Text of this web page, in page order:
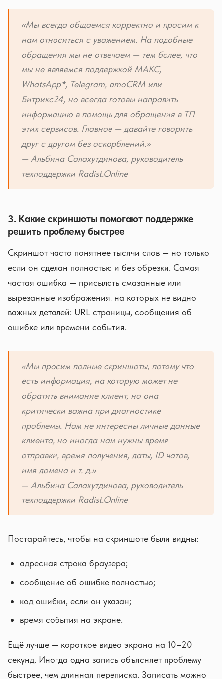
«Мы всегда общаемся корректно и просим к
нам относиться с уважением. На подобные
обращения мы не отвечаем — тем более, что
мы не являемся поддержкой МАКС,
WhatsApp*, Telegram, amoCRM или
Битрикс24, но всегда готовы направить
информацию в помощь для обращения в ТП
этих сервисов. Главное — давайте говорить
друг с другом без оскорблений.»
— Альбина Салахутдинова, руководитель
техподдержки Radist.Online
3. Какие скриншоты помогают поддержке
решить проблему быстрее
Скриншот часто понятнее тысячи слов — но только
если он сделан полностью и без обрезки. Самая
частая ошибка — присылать смазанные или
вырезанные изображения, на которых не видно
важных деталей: URL страницы, сообщения об
ошибке или времени события.
«Мы просим полные скриншоты, потому что
есть информация, на которую может не
обратить внимание клиент, но она
критически важна при диагностике
проблемы. Нам не интересны личные данные
клиента, но иногда нам нужны время
отправки, время получения, даты, ID чатов,
имя домена и т. д.»
— Альбина Салахутдинова, руководитель
техподдержки Radist.Online
Постарайтесь, чтобы на скриншоте были видны:
адресная строка браузера;
сообщение об ошибке полностью;
код ошибки, если он указан;
время события на экране.
Ещё лучше — короткое видео экрана на 10–20
секунд. Иногда одна запись объясняет проблему
быстрее, чем длинная переписка. Записать можно